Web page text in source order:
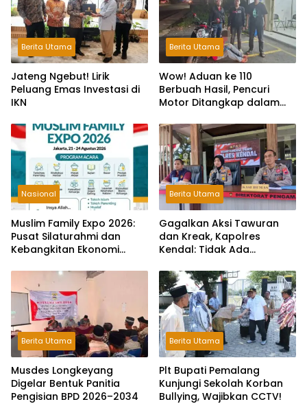
Berita Utama
Jateng Ngebut! Lirik
Peluang Emas Investasi di
IKN
Berita Utama
Wow! Aduan ke 110
Berbuah Hasil, Pencuri
Motor Ditangkap dalam
Nasional
Muslim Family Expo 2026:
Pusat Silaturahmi dan
Kebangkitan Ekonomi
Berita Utama
Gagalkan Aksi Tawuran
dan Kreak, Kapolres
Kendal: Tidak Ada
Pelaku Kejahatan Jalanan
Berita Utama
Musdes Longkeyang
Digelar Bentuk Panitia
Pengisian BPD 2026–2034
Berita Utama
Plt Bupati Pemalang
Kunjungi Sekolah Korban
Bullying, Wajibkan CCTV!